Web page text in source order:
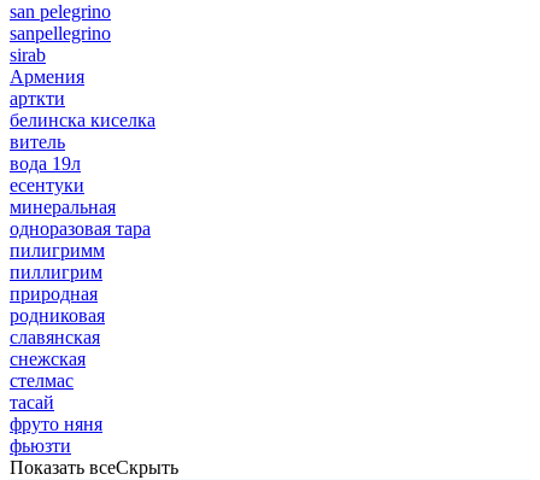
san pelegrino
sanpellegrino
sirab
Армения
арткти
белинска киселка
витель
вода 19л
есентуки
минеральная
одноразовая тара
пилигримм
пиллигрим
природная
родниковая
славянская
снежская
стелмас
тасай
фруто няня
фьюзти
Показать всеСкрыть